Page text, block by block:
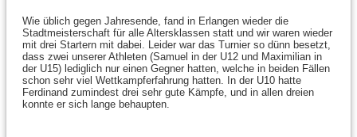
Wie üblich gegen Jahresende, fand in Erlangen wieder die
Stadtmeisterschaft für alle Altersklassen statt und wir waren wieder
mit drei Startern mit dabei. Leider war das Turnier so dünn besetzt,
dass zwei unserer Athleten (Samuel in der U12 und Maximilian in
der U15) lediglich nur einen Gegner hatten, welche in beiden Fällen
schon sehr viel Wettkampferfahrung hatten. In der U10 hatte
Ferdinand zumindest drei sehr gute Kämpfe, und in allen dreien
konnte er sich lange behaupten.